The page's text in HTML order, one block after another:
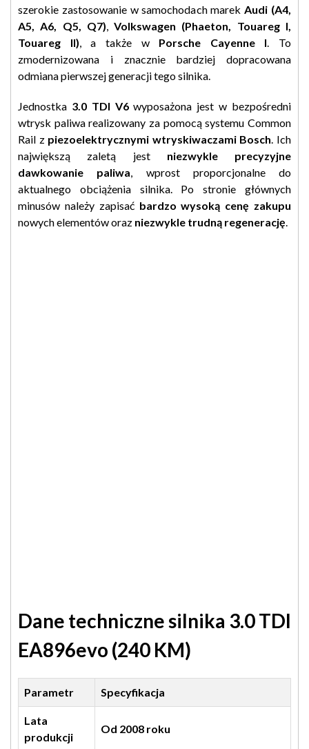
szerokie zastosowanie w samochodach marek Audi (A4,
A5, A6, Q5, Q7) ,Volkswagen (Phaeton, Touareg I,
Touareg II) , a także w Porsche Cayenne I . To
zmodernizowana i znacznie bardziej dopracowana
odmiana pierwszej generacji tego silnika.
Jednostka 3.0 TDI V6wyposażona jest w bezpośredni
wtrysk paliwa realizowany za pomocą systemu Common
Rail z piezoelektrycznymi wtryskiwaczami Bosch . Ich
największą zaletą jest niezwykle precyzyjne
dawkowanie paliwa , wprost proporcjonalne do
aktualnego obciążenia silnika. Po stronie głównych
minusów należy zapisać bardzo wysoką cenę zakupu
nowych elementów oraz niezwykle trudną regenerację
Dane techniczne silnika 3.0 TDI
EA896evo (240 KM)
Parametr Specyfikacja
Lata
produkcji
Od 2008 roku